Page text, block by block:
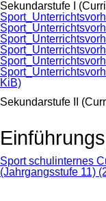
Sekundarstufe I
KiB)
Sekundarstufe II
Sport schulinternes
(Jahrgangsstufe 11)